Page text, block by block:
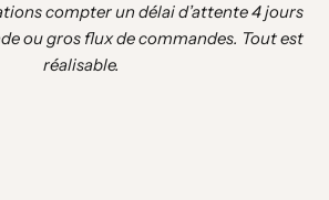
compter un délai d’attente 4 jours
ou gros flux de commandes. Tout est
réalisable.